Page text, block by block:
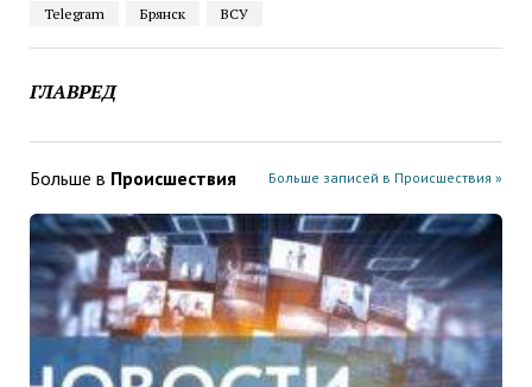
Telegram Брянск ВСУ
ГЛАВРЕД
Больше в Проиcшествия Больше записей в Проиcшествия »